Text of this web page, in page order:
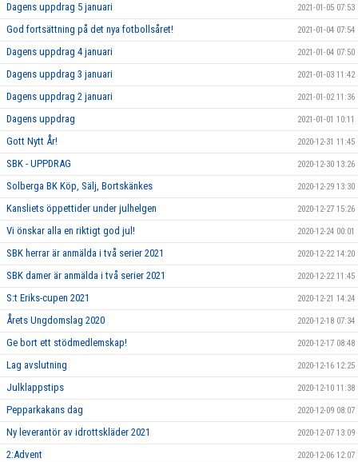
Dagens uppdrag 5 januari 2021-01-05 07:53
God fortsättning på det nya fotbollsåret! 2021-01-04 07:54
Dagens uppdrag 4 januari 2021-01-04 07:50
Dagens uppdrag 3 januari 2021-01-03 11:42
Dagens uppdrag 2 januari 2021-01-02 11:36
Dagens uppdrag 2021-01-01 10:11
Gott Nytt År! 2020-12-31 11:45
SBK - UPPDRAG 2020-12-30 13:26
Solberga BK Köp, Sälj, Bortskänkes 2020-12-29 13:30
Kansliets öppettider under julhelgen 2020-12-27 15:26
Vi önskar alla en riktigt god jul! 2020-12-24 00:01
SBK herrar är anmälda i två serier 2021 2020-12-22 14:20
SBK damer är anmälda i två serier 2021 2020-12-22 11:45
S:t Eriks-cupen 2021 2020-12-21 14:24
Årets Ungdomslag 2020 2020-12-18 07:34
Ge bort ett stödmedlemskap! 2020-12-17 08:48
Lag avslutning 2020-12-16 12:25
Julklappstips 2020-12-10 11:38
Pepparkakans dag 2020-12-09 08:07
Ny leverantör av idrottskläder 2021 2020-12-07 13:09
2:Advent 2020-12-06 12:07